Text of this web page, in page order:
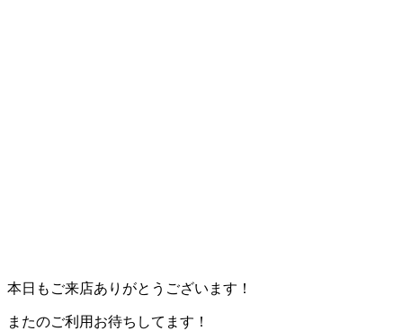
本日もご来店ありがとうございます！
またのご利用お待ちしてます！